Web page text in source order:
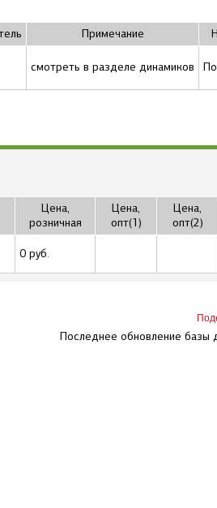
Примечание
смотреть в разделе динамиков
Цена,
розничная
Цена,
опт(1)
Цена,
опт(2)
0 руб.
Последнее обновление базы